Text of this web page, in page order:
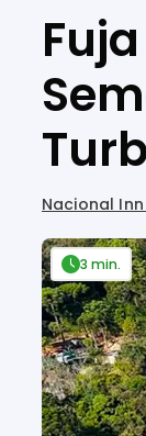
Nacional
3 min.